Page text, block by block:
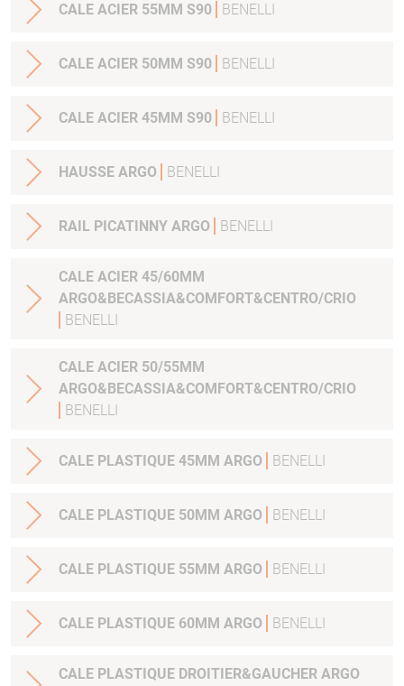
CALE ACIER 55MM S90 BENELLI
CALE ACIER 50MM S90 BENELLI
CALE ACIER 45MM S90 BENELLI
HAUSSE ARGO BENELLI
RAIL PICATINNY ARGO BENELLI
CALE ACIER 45/60MM
ARGO&BECASSIA&COMFORT&CENTRO/CRIO
BENELLI
CALE ACIER 50/55MM
ARGO&BECASSIA&COMFORT&CENTRO/CRIO
BENELLI
CALE PLASTIQUE 45MM ARGO BENELLI
CALE PLASTIQUE 50MM ARGO BENELLI
CALE PLASTIQUE 55MM ARGO BENELLI
CALE PLASTIQUE 60MM ARGO BENELLI
CALE PLASTIQUE DROITIER&GAUCHER ARGO